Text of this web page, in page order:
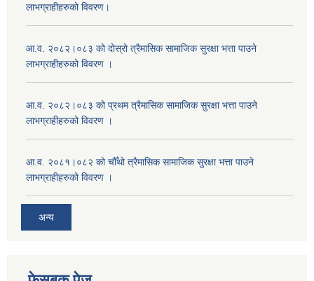
लाभग्राहीहरुको विवरण।
आ.व. २०८२।०८३ को दोस्रो त्रैमासिक सामाजिक सुरक्षा भत्ता पाउने
लाभग्राहीहरुको विवरण ।
आ.व. २०८२।०८३ को प्रथम त्रैमासिक सामाजिक सुरक्षा भत्ता पाउने
लाभग्राहीहरुको विवरण ।
आ.व. २०८१।०८२ को चौँथो त्रैमासिक सामाजिक सुरक्षा भत्ता पाउने
लाभग्राहीहरुको विवरण ।
अन्य